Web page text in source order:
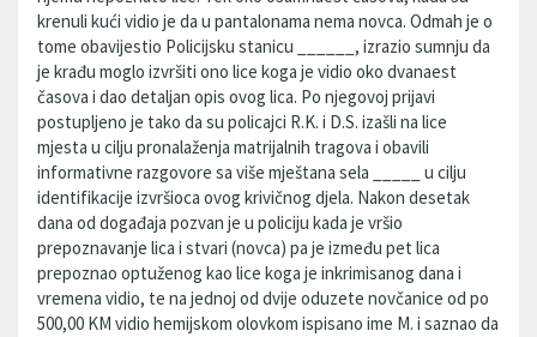
krenuli kući vidio je da u pantalonama nema novca. Odmah je o
tome obavijestio Policijsku stanicu ______, izrazio sumnju da
je krađu moglo izvršiti ono lice koga je vidio oko dvanaest
časova i dao detaljan opis ovog lica. Po njegovoj prijavi
postupljeno je tako da su policajci R.K. i D.S. izašli na lice
mjesta u cilju pronalaženja matrijalnih tragova i obavili
informativne razgovore sa više mještana sela _____ u cilju
identifikacije izvršioca ovog krivičnog djela. Nakon desetak
dana od događaja pozvan je u policiju kada je vršio
prepoznavanje lica i stvari (novca) pa je između pet lica
prepoznao optuženog kao lice koga je inkrimisanog dana i
vremena vidio, te na jednoj od dvije oduzete novčanice od po
500,00 KM vidio hemijskom olovkom ispisano ime M. i saznao da